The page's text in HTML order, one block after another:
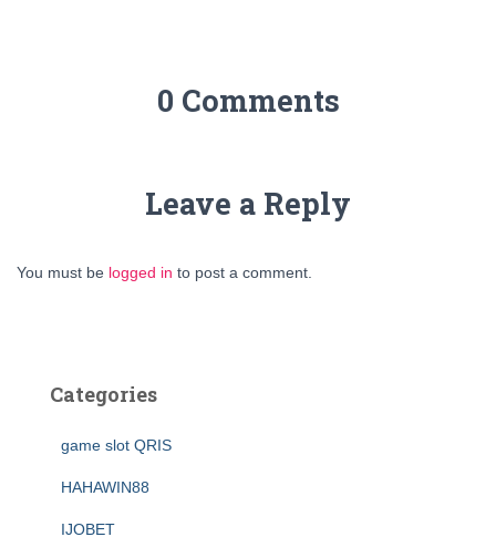
0 Comments
Leave a Reply
You must be logged in to post a comment.
Categories
game slot QRIS
HAHAWIN88
IJOBET